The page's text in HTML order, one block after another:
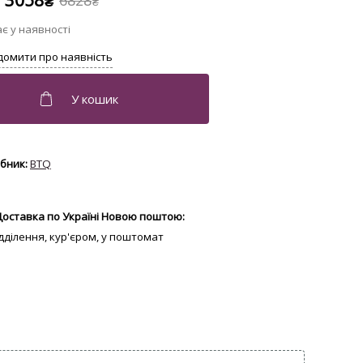
BTQ
по Україні Новою поштою:
кур'єром, у поштомат